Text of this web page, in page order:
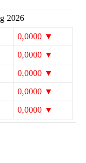
2026
0,0000 ▼
0,0000 ▼
0,0000 ▼
0,0000 ▼
0,0000 ▼